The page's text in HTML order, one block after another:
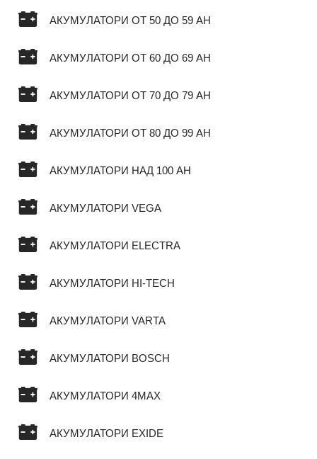
АКУМУЛАТОРИ ОТ 50 ДО 59 AH
АКУМУЛАТОРИ ОТ 60 ДО 69 AH
АКУМУЛАТОРИ ОТ 70 ДО 79 AH
АКУМУЛАТОРИ ОТ 80 ДО 99 AH
АКУМУЛАТОРИ НАД 100 AH
АКУМУЛАТОРИ VEGA
АКУМУЛАТОРИ ELECTRA
АКУМУЛАТОРИ HI-TECH
АКУМУЛАТОРИ VARTA
АКУМУЛАТОРИ BOSCH
АКУМУЛАТОРИ 4MAX
АКУМУЛАТОРИ EXIDE